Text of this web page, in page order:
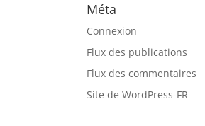
Méta
Connexion
Flux des publications
Flux des commentaires
Site de WordPress-FR